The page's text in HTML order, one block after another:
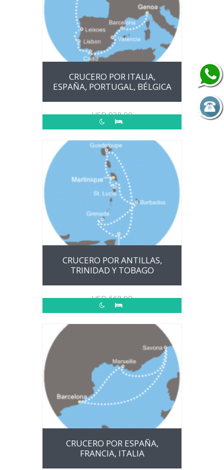
CRUCERO POR ITALIA,
ESPAÑA, PORTUGAL, BÉLGICA
USD938.00
CRUCERO POR ANTILLAS,
TRINIDAD Y TOBAGO
USD668.00
CRUCERO POR ESPAÑA,
FRANCIA, ITALIA